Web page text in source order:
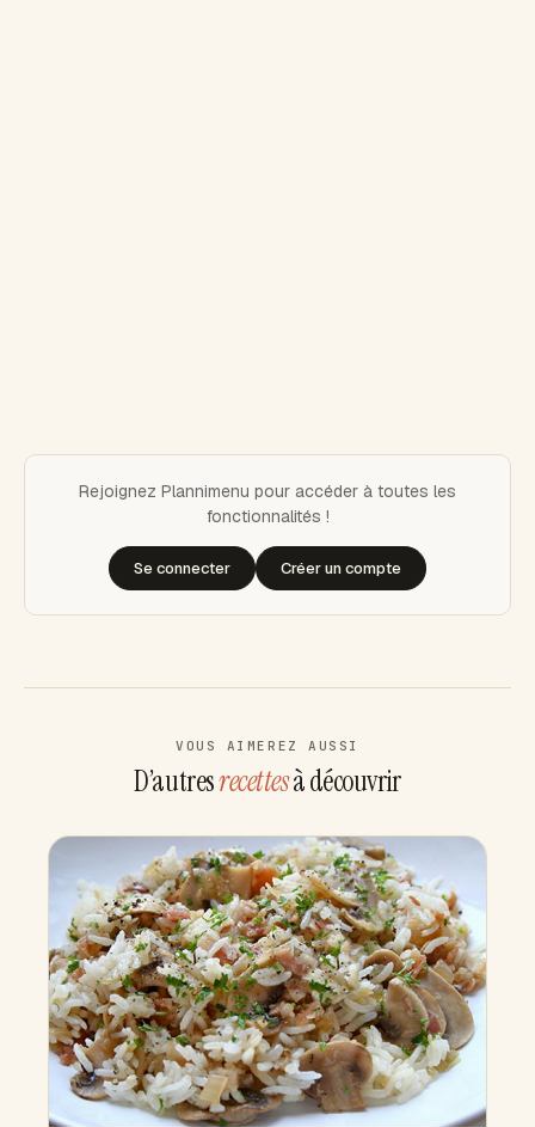
Rejoignez Plannimenu pour accéder à toutes les
fonctionnalités !
Se connecter Créer un compte
VOUS AIMEREZ AUSSI
D’autresrecettesà découvrir